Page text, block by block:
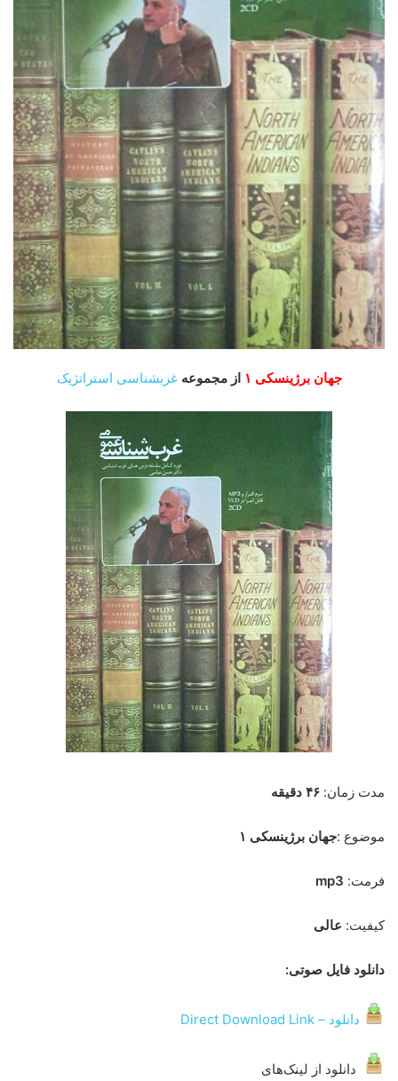
جهان برژینسکی ۱ از مجموعهغرب­شناسی استراتژیک
مدت زمان:
موضوع :جهان برژینسکی ۱
فرمت: mp3
کیفیت: عالی
دانلود فایل صوتی:
دانلود – Direct Download Link
دانلود از لینک‌های